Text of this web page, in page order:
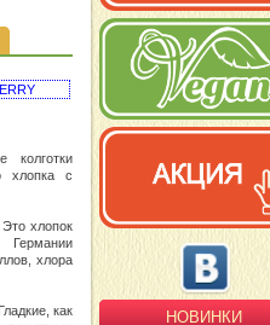
колготки
хлопка с
Это хлопок
хлора
как
НОВИНКИ